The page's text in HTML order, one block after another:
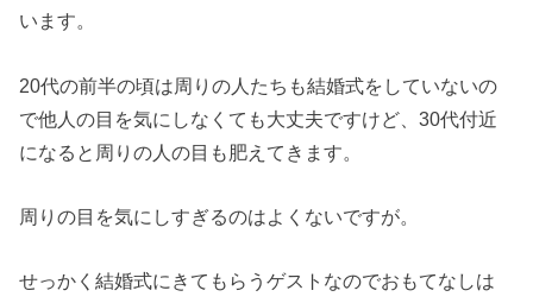
います。
20代の前半の頃は周りの人たちも結婚式をしていないの
で他人の目を気にしなくても大丈夫ですけど、30代付近
になると周りの人の目も肥えてきます。
周りの目を気にしすぎるのはよくないですが。
せっかく結婚式にきてもらうゲストなのでおもてなしは